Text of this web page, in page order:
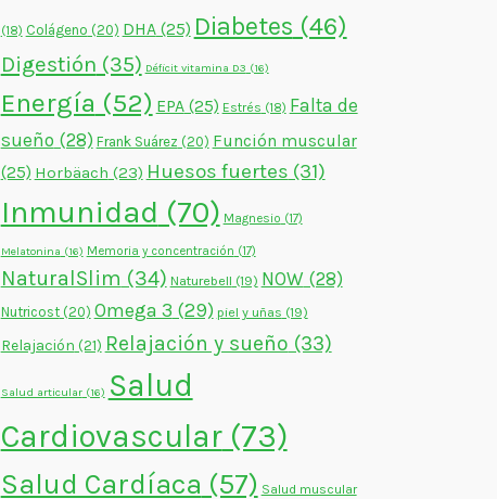
(18) Colágeno (20) DHA(25) Diabetes (46)
Digestión (35) Déficit vitamina D3 (16)
Energía (52) EPA(25) Estrés (18) Falta de
sueño (28) Frank Suárez (20) Función muscular
(25) Horbäach (23) Huesos fuertes (31)
Inmunidad (70) Magnesio (17)
Melatonina (16) Memoria y concentración (17)
NaturalSlim (34) Naturebell (19) NOW (28)
Nutricost(20) Omega 3 (29) piel y uñas (19)
Relajación (21) Relajación y sueño (33)
Salud articular(16) Salud
Cardiovascular(73)
Salud Cardíaca (57) Salud muscular